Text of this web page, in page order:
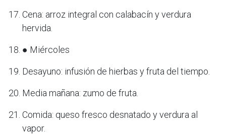
Cena: arroz integral con calabacín y verdura
hervida.
● Miércoles
Desayuno: infusión de hierbas y fruta del tiempo.
Media mañana: zumo de fruta.
Comida: queso fresco desnatado y verdura al
vapor.